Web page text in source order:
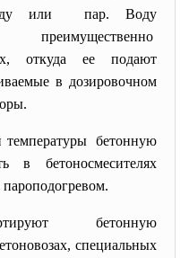
или пар. Воду
откуда ее подают
в дозировочном
температуры бетонную
в бетоносмесителях
бетонную
специальных